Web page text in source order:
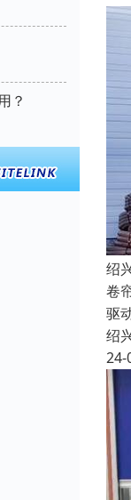
？
绍
卷
驱
绍
24-